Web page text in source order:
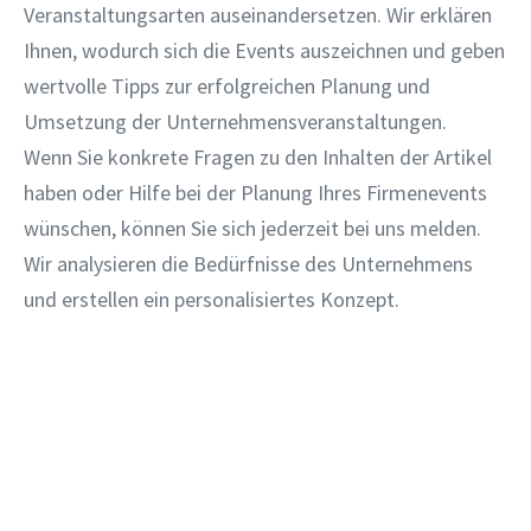
Veranstaltungsarten auseinandersetzen. Wir erklären
Ihnen, wodurch sich die Events auszeichnen und geben
wertvolle Tipps zur erfolgreichen Planung und
Umsetzung der Unternehmensveranstaltungen.
Wenn Sie konkrete Fragen zu den Inhalten der Artikel
haben oder Hilfe bei der Planung Ihres Firmenevents
wünschen, können Sie sich jederzeit bei uns melden.
Wir analysieren die Bedürfnisse des Unternehmens
und erstellen ein personalisiertes Konzept.